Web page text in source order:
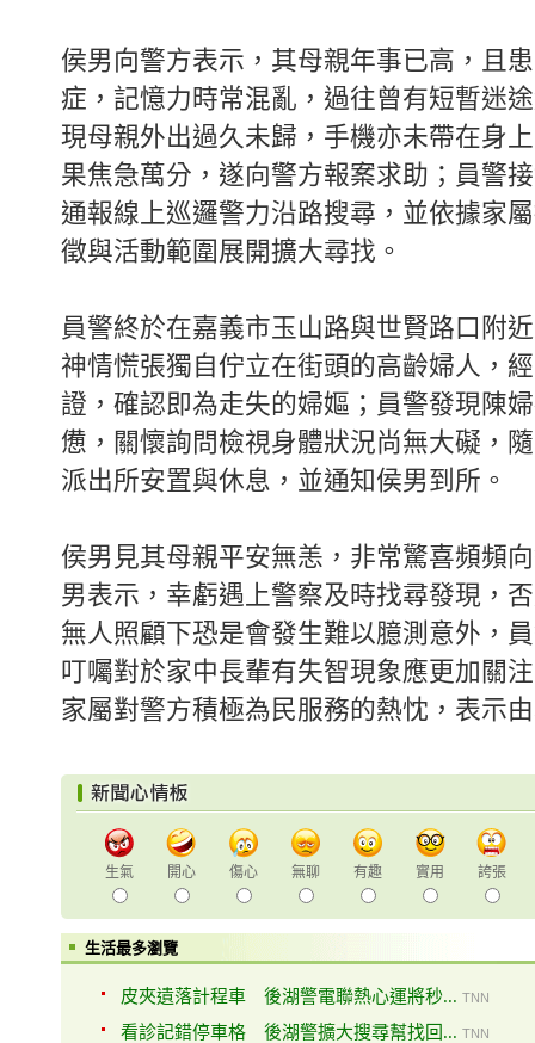
侯男向警方表示，其母親年事已高，且
症，記憶力時常混亂，過往曾有短暫迷
現母親外出過久未歸，手機亦未帶在身
果焦急萬分，遂向警方報案求助；員警
通報線上巡邏警力沿路搜尋，並依據家
徵與活動範圍展開擴大尋找。
員警終於在嘉義市玉山路與世賢路口附
神情慌張獨自佇立在街頭的高齡婦人，
證，確認即為走失的婦嫗；員警發現陳
憊，關懷詢問檢視身體狀況尚無大礙，
派出所安置與休息，並通知侯男到所。
侯男見其母親平安無恙，非常驚喜頻頻
男表示，幸虧遇上警察及時找尋發現，
無人照顧下恐是會發生難以臆測意外，
叮囑對於家中長輩有失智現象應更加關
家屬對警方積極為民服務的熱忱，表示
生氣 開心 傷心 無聊 有趣 實用 誇張
生活最多瀏覽
皮夾遺落計程車 後湖警電聯熱心運將秒... TNN
看診記錯停車格 後湖警擴大搜尋幫找回... TNN